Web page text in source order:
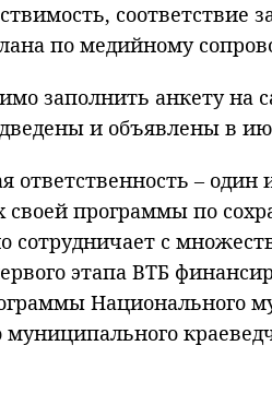
соответствие
по медийному
заполнить анкету на
и объявлены в
ответственность –
своей программы по
сотрудничает с
этапа ВТБ
Национального